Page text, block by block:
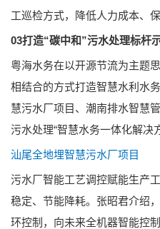
工巡检方式，降低人力成本、
03打造“碳中和”污水处理标杆
粤海水务在以开源节流为主题
相结合的方式打造智慧水利水
慧污水厂项目、潮南排水智慧
污水处理“智慧水务一体化解决方
汕尾全地埋智慧污水厂项目
污水厂智能工艺调控赋能生产
稳定、节能降耗。张昭君介绍
环控制，向未来全机器智能控